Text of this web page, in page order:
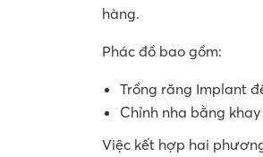
hàng.
Phác đồ bao gồm:
Trồng răng Implant
Chỉnh nha bằng
Việc kết hợp hai